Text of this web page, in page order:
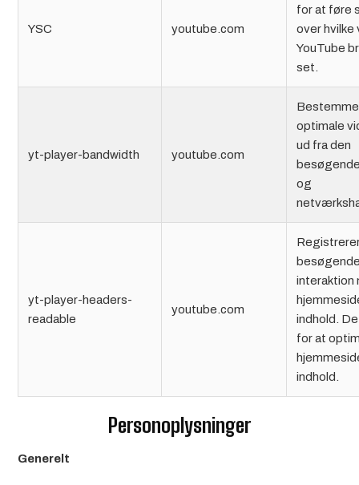
YSC youtube.com
for at føre
over hvilke
YouTube
set.
yt-player-bandwidth youtube.com
optimale
ud fra den
og
yt-player-headers-
readable
youtube.com
interaktion
indhold.
for at
indhold.
Personoplysninger
Generelt